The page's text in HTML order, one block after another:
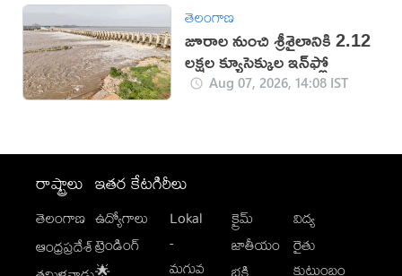
తెలంగాణ
జూరాల నుంచి శ్రీశైలానికి 2.12
లక్షల క్యూసెక్కుల ఇన్‌ఫ్లో
Aug 07, 2026, 14:08 IST
రాష్ట్రాలు
తెలంగాణ
ఆంధ్రప్రదేశ్
ఇతర కేటగిరీలు
ఉద్యోగాలు
ట్రెండింగ్
Lokal
-
మగువ
క్రైమ్
జాతీయం
విద్య
రైతు
కుటుంబం